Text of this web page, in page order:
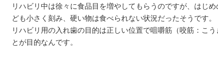
リハビリ中は徐々に食品目を増やしてもらうのですが、はじ
ども小さく刻み、硬い物は食べられない状況だったそうです。
リハビリ用の入れ歯の目的は正しい位置で咀嚼筋（咬筋：こ
とが目的なんです。